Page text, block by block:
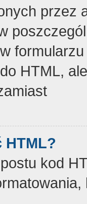
przez
HTML,
HTML?
kod